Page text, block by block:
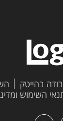
בהייטק
השימוש